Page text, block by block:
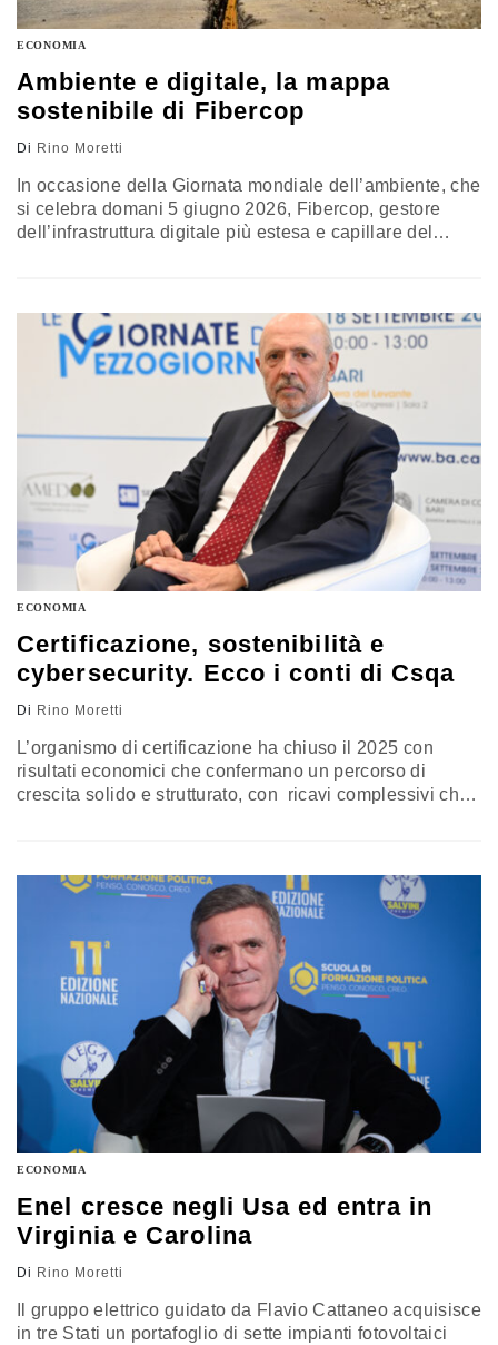
ECONOMIA
Ambiente e digitale, la mappa
sostenibile di Fibercop
Di Rino Moretti
In occasione della Giornata mondiale dell’ambiente, che
si celebra domani 5 giugno 2026, Fibercop, gestore
dell’infrastruttura digitale più estesa e capillare del
ECONOMIA
Certificazione, sostenibilità e
cybersecurity. Ecco i conti di Csqa
Di Rino Moretti
L’organismo di certificazione ha chiuso il 2025 con
risultati economici che confermano un percorso di
crescita solido e strutturato, con ricavi complessivi che
ECONOMIA
Enel cresce negli Usa ed entra in
Virginia e Carolina
Di Rino Moretti
Il gruppo elettrico guidato da Flavio Cattaneo acquisisce
in tre Stati un portafoglio di sette impianti fotovoltaici